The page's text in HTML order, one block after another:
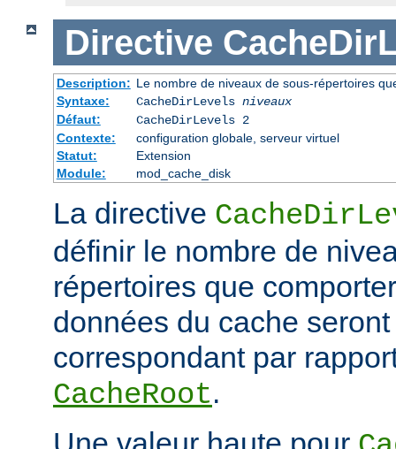
Directive
Description: Le nombre de niveaux de sous-répertoires
Syntaxe:
CacheDirLevels niveaux
Défaut:
CacheDirLevels 2
Contexte:
configuration globale, serveur virtuel
Statut:
Extension
Module:
mod_cache_disk
La directive
définir le nombre de
répertoires que
données du cache
correspondant par
CacheRoot.